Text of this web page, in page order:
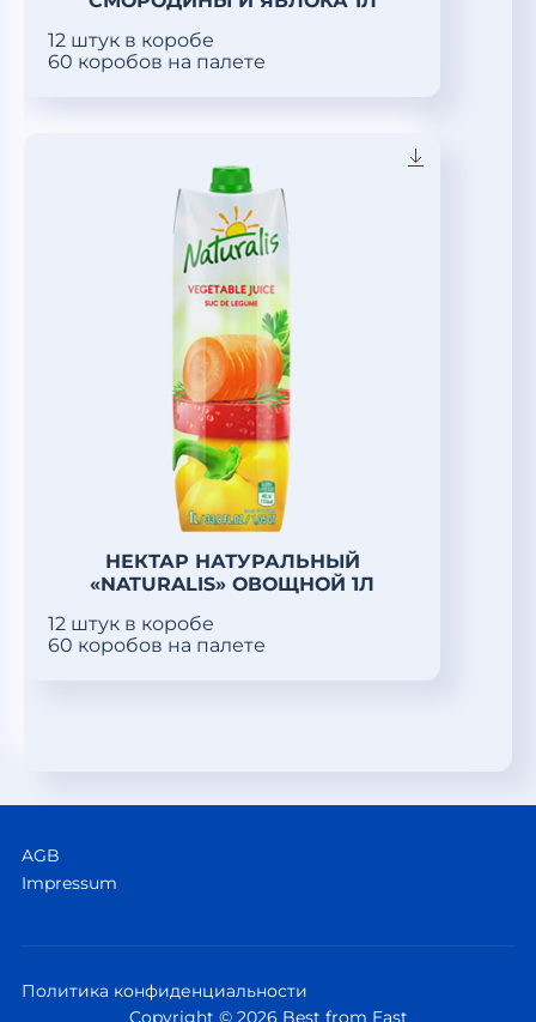
12 штук в коробе
60 коробов на палете
НЕКТАР НАТУРАЛЬНЫЙ
«NATURALIS» ОВОЩНОЙ 1Л
12 штук в коробе
60 коробов на палете
AGB
Impressum
Политика конфиденциальности
Copyright © 2026 Best from East